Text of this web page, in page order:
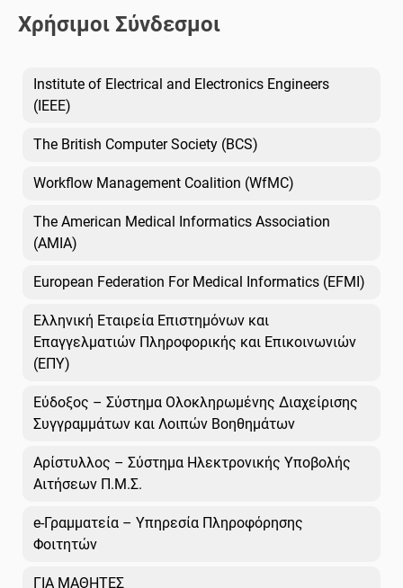
Χρήσιμοι Σύνδεσμοι
Institute of Electrical and Electronics Engineers
(IEEE)
The British Computer Society (BCS)
Workflow Management Coalition (WfMC)
The American Medical Informatics Association
(AMIA)
European Federation For Medical Informatics (EFMI)
Ελληνική Εταιρεία Επιστημόνων και
Επαγγελματιών Πληροφορικής και Επικοινωνιών
(ΕΠΥ)
Εύδοξος – Σύστημα Ολοκληρωμένης Διαχείρισης
Συγγραμμάτων και Λοιπών Βοηθημάτων
Αρίστυλλος – Σύστημα Ηλεκτρονικής Υποβολής
Αιτήσεων Π.Μ.Σ.
e-Γραμματεία – Υπηρεσία Πληροφόρησης
Φοιτητών
ΓΙΑ ΜΑΘΗΤΕΣ